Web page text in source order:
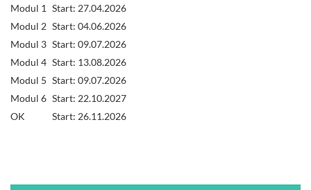
Modul 1 Start: 27.04.2026
Modul 2 Start: 04.06.2026
Modul 3 Start: 09.07.2026
Modul 4 Start: 13.08.2026
Modul 5 Start: 09.07.2026
Modul 6 Start: 22.10.2027
OK
Start: 26.11.2026